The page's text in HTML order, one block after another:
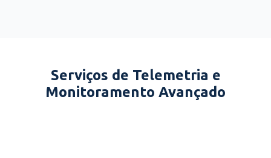
Serviços de Telemetria e
Monitoramento Avançado